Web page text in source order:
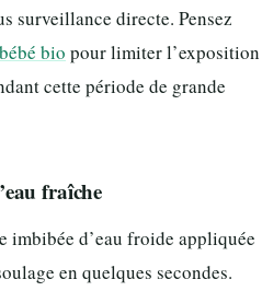
surveillance directe. Pensez
bio pour limiter l’exposition
cette période de grande
fraîche
imbibée d’eau froide appliquée
en quelques secondes.